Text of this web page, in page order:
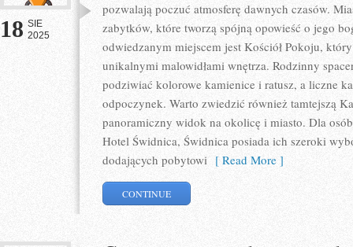
18 SIE
2025
pozwalają poczuć atmosferę dawnych czasów.
zabytków, które tworzą spójną opowieść o jego
odwiedzanym miejscem jest Kościół Pokoju,
unikalnymi malowidłami wnętrza. Rodzinny
podziwiać kolorowe kamienice i ratusz, a liczne
odpoczynek. Warto zwiedzić również tamtejszą
panoramiczny widok na okolicę i miasto. Dla
Hotel Świdnica, Świdnica posiada ich szeroki
dodających pobytowi [ Read More ]
CONTINUE